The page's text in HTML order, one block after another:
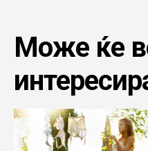
Може ќе